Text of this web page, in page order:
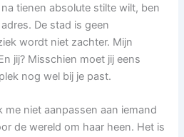
tienen absolute stilte wilt, ben
De stad is geen
wordt niet zachter. Mijn
jij? Misschien moet jij eens
nog wel bij je past.
me niet aanpassen aan iemand
de wereld om haar heen. Het is